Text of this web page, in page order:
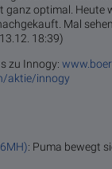
ganz optimal. Heute
Mal
18:39)
zu Innogy:
aktie/innogy
: Puma bewegt